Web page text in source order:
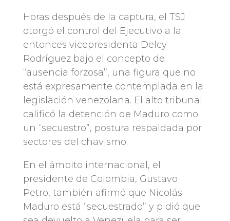
Horas después de la captura, el TSJ
otorgó el control del Ejecutivo a la
entonces vicepresidenta Delcy
Rodríguez bajo el concepto de
“ausencia forzosa”, una figura que no
está expresamente contemplada en la
legislación venezolana. El alto tribunal
calificó la detención de Maduro como
un “secuestro”, postura respaldada por
sectores del chavismo.
En el ámbito internacional, el
presidente de Colombia, Gustavo
Petro, también afirmó que Nicolás
Maduro está “secuestrado” y pidió que